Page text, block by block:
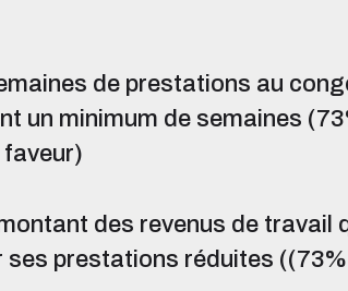
de prestations au
un minimum de semaines
faveur)
des revenus de travail
ses prestations réduites